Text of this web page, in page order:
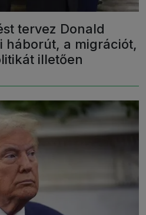
tervez Donald
háborút, a migrációt,
illetően